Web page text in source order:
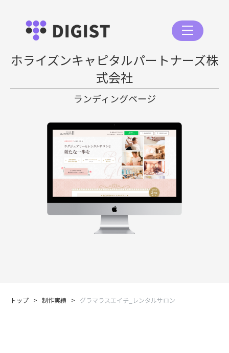
ホライズンキャピタルパートナーズ株
式会社
ランディングページ
トップ > 制作実績 > グラマラスエイチ_レンタルサロン